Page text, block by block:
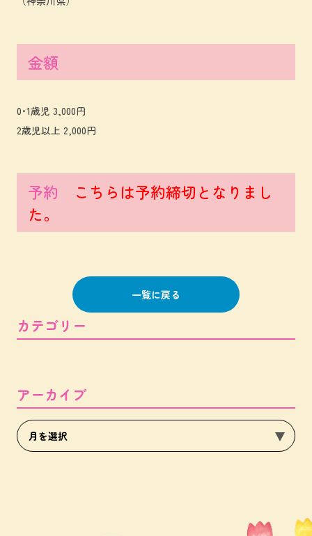
金額
0･1歳児 3,000円
2歳児以上 2,000円
予約
こちらは予約締切となりまし
た。
一覧に戻る
カテゴリー
アーカイブ